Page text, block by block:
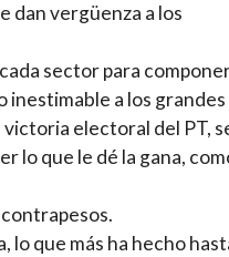
dan vergüenza a los
sector para
inestimable a los grandes
victoria electoral del PT,
lo que le dé la gana,
lo que más ha hecho